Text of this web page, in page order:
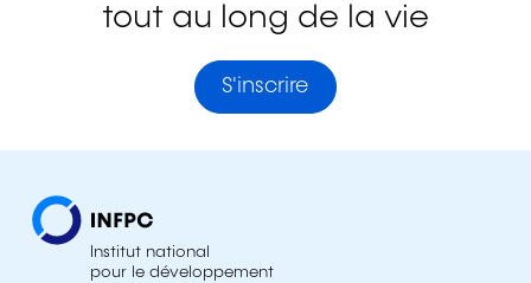
tout au long de la vie
S'inscrire
Institut national
pour le développement